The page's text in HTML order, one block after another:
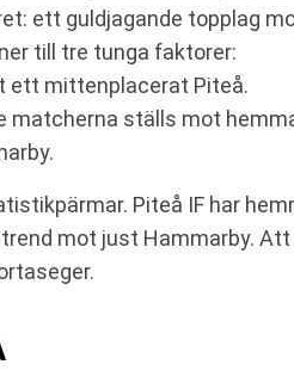
ett guldjagande topplag
till tre tunga faktorer:
ett mittenplacerat Piteå.
matcherna ställs mot
Piteå IF har
mot just Hammarby.